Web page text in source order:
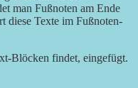
man Fußnoten am Ende
diese Texte im Fußnoten-
Blöcken findet, eingefügt.